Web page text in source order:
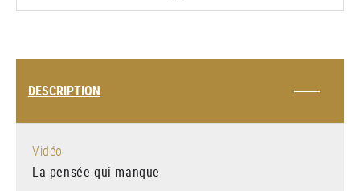
DESCRIPTION
Vidéo
La pensée qui manque